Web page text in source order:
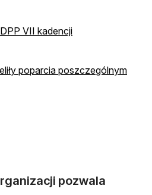
VII kadencji
poparcia poszczególnym
pozwala